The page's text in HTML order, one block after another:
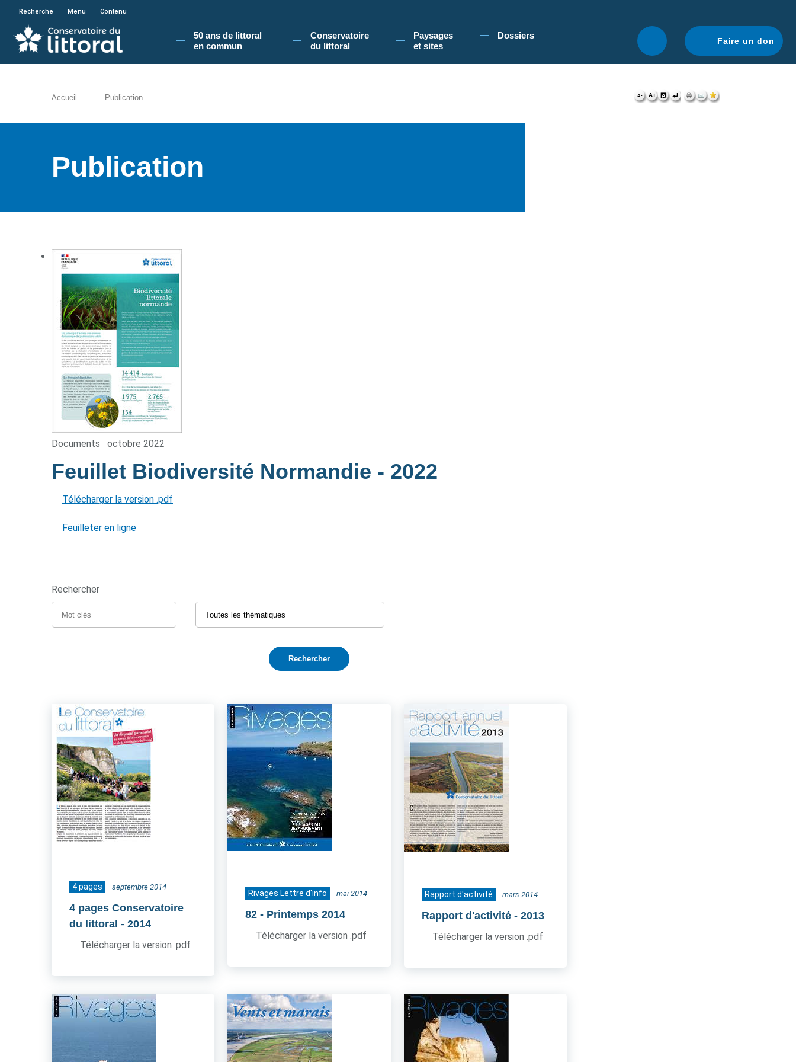
En poursuivant votre navigation sur le site du Conservatoire du littoral, vous acceptez l'utilisation de cookies pour vous proposer une navigation optimale.
Recherche Menu Contenu
50 ans de littoral
en commun​
Conservatoire
du littoral
Paysages
et sites
Dossiers
Faire un don
Accueil Publication
Publication
Documents octobre 2022
Feuillet Biodiversité Normandie - 2022
Télécharger la version .pdf
Feuilleter en ligne
Rechercher
4 pages septembre 2014
4 pages Conservatoire
du littoral - 2014
Télécharger la version .pdf
Rivages Lettre d'info mai 2014
82 - Printemps 2014
Télécharger la version .pdf
Rapport d'activité mars 2014
Rapport d'activité - 2013
Télécharger la version .pdf